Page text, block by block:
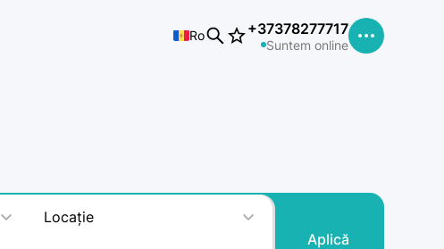
Ro +37378277717
Suntem online
Locație
Aplică